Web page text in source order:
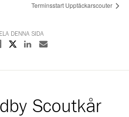
Terminsstart Upptäckarscouter
DENNA SIDA
på Facebook
Dela på XDela på Linkedin
Dela med E-post
Scoutkår